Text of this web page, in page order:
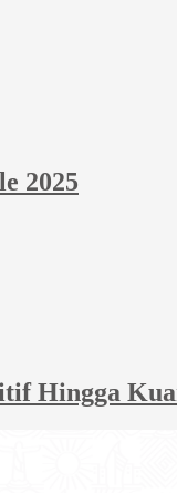
2025
Hingga